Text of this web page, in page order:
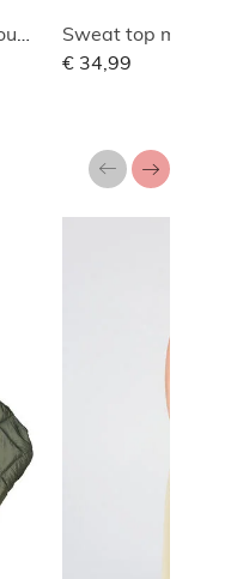
Polka dot jasje met korte pofmouwen
Sweat top met
€ 34,99